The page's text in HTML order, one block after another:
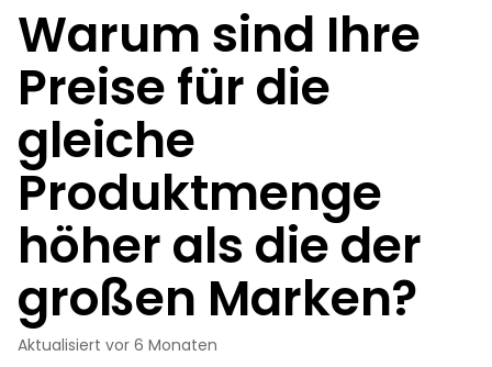
Warum sind Ihre
Preise für die
gleiche
Produktmenge
höher als die der
großen Marken?
Aktualisiert vor 6 Monaten